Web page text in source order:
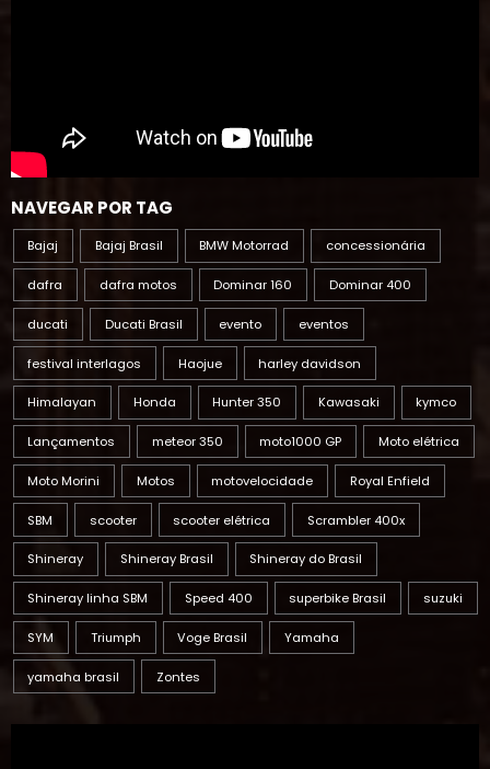
NAVEGAR POR TAG
dafra dafra motos Dominar 160 Dominar 400
ducati Ducati Brasil evento eventos
festival interlagos Haojue harley davidson
Himalayan Honda Hunter 350 Kawasaki
Lançamentos meteor 350 moto1000 GP Moto elétrica
Moto Morini Motos motovelocidade Royal Enfield
SBM scooter scooter elétrica Scrambler 400x
Shineray Shineray Brasil Shineray do Brasil
Shineray linha SBM Speed 400 superbike Brasil
SYM Triumph Voge Brasil Yamaha
yamaha brasil Zontes